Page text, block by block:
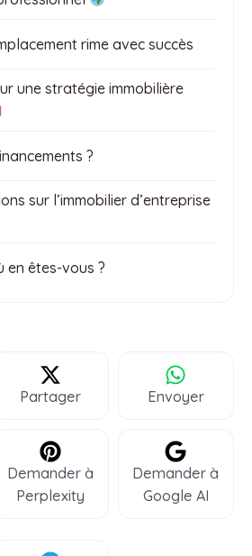
rime avec succès
une stratégie immobilière
?
sur l’immobilier d’entreprise
en êtes-vous ?
Partager Envoyer
Demander à
Perplexity
Demander à
Google AI